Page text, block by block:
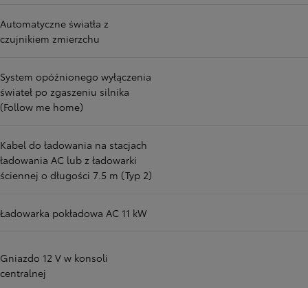
Automatyczne światła z
czujnikiem zmierzchu
System opóźnionego wyłączenia
świateł po zgaszeniu silnika
(Follow me home)
Kabel do ładowania na stacjach
ładowania AC lub z ładowarki
ściennej o długości 7.5 m (Typ 2)
Ładowarka pokładowa AC 11 kW
Gniazdo 12 V w konsoli
centralnej